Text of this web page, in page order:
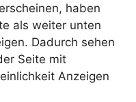
haben
als weiter unten
Dadurch sehen
Seite mit
Anzeigen